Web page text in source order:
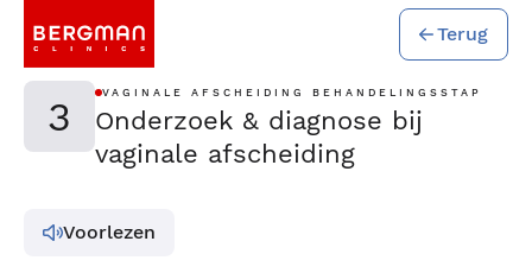
Terug
3 VAGINALE AFSCHEIDING BEHANDELINGSSTAP
Onderzoek & diagnose bij
vaginale afscheiding
Voorlezen